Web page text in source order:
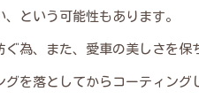
という可能性もあります。
為、また、愛車の美しさを
を落としてからコーティング